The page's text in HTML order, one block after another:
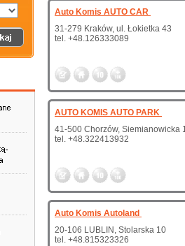
Auto Komis AUTO CAR
31-279 Kraków, ul. Łokietka 43
tel. +48.126333089
AUTO KOMIS AUTO PARK
41-500 Chorzów, Siemianowicka
tel. +48.322413932
Auto Komis Autoland
20-106 LUBLIN, Stolarska 10
tel. +48.815323326